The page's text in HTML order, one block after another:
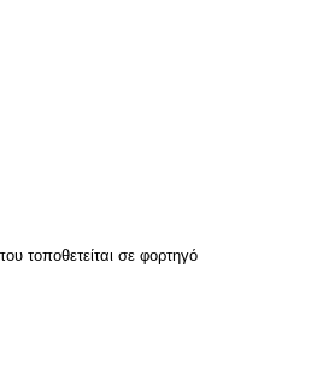
τοποθετείται σε φορτηγό